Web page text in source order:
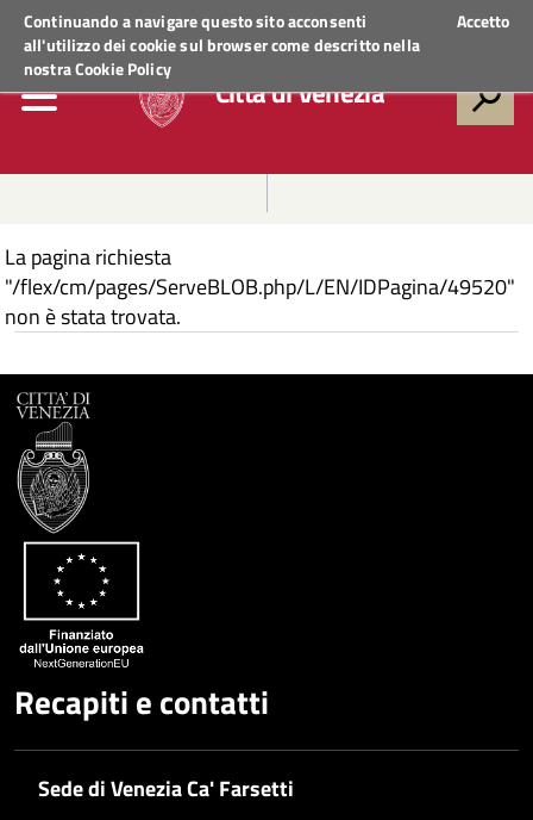
Continuando a navigare questo sito acconsenti
all'utilizzo dei cookie sul browser come descritto nella
nostraCookie Policy
Accetto
Regione VenetoACCEDI AI SERVIZI
Città di Venezia
La pagina richiesta
"/flex/cm/pages/ServeBLOB.php/L/EN/IDPagina/49520"
non è stata trovata.
Recapiti e contatti
Sede di Venezia Ca' Farsetti